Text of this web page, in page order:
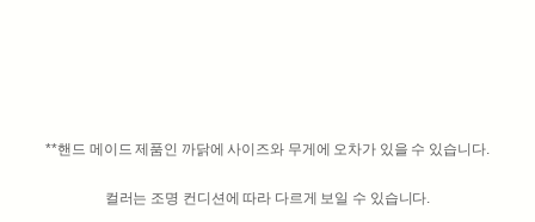
**핸드 메이드 제품인 까닭에 사이즈와 무게에 오차가 있을 수 있습니다.
컬러는 조명 컨디션에 따라 다르게 보일 수 있습니다.